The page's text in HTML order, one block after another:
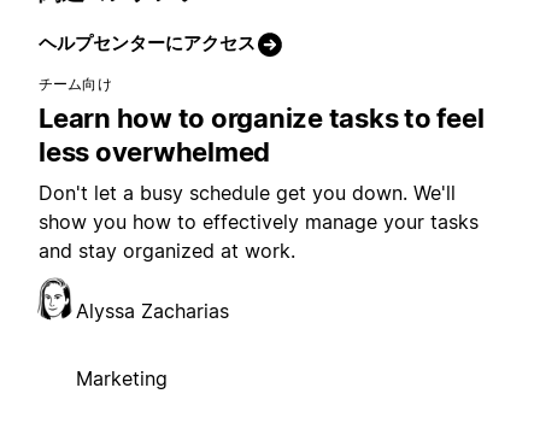
ヘルプセンターにアクセス
チーム向け
Learn how to organize tasks to feel
less overwhelmed
Don't let a busy schedule get you down. We'll
show you how to effectively manage your tasks
and stay organized at work.
Alyssa Zacharias
Marketing